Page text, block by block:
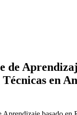
de
en